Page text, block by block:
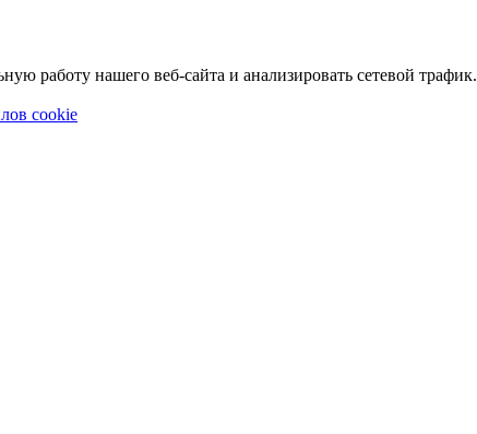
работу нашего веб-сайта и анализировать сетевой трафик.
cookie